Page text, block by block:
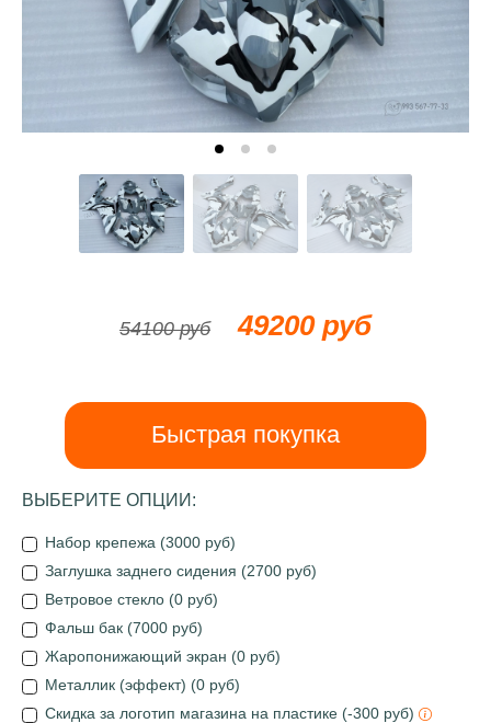
54100 руб 49200 руб
Быстрая покупка
ВЫБЕРИТЕ ОПЦИИ:
Набор крепежа (3000 руб)
Заглушка заднего сидения (2700 руб)
Ветровое стекло (0 руб)
Фальш бак (7000 руб)
Жаропонижающий экран (0 руб)
Металлик (эффект) (0 руб)
Скидка за логотип магазина на пластике (-300 руб)